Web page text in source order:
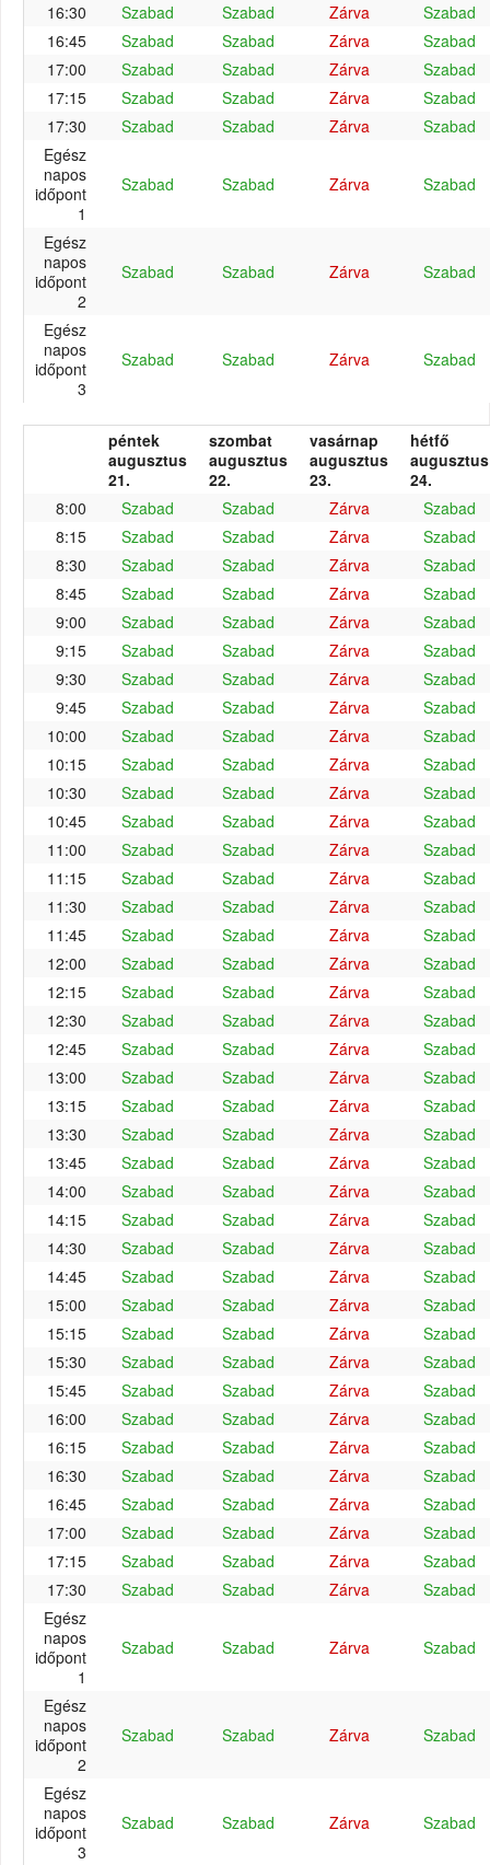
16:30 Szabad Szabad Zárva
Szabad
16:45
Szabad Szabad Zárva
Szabad
17:00
Szabad Szabad Zárva
Szabad
17:15
Szabad Szabad Zárva
Szabad
17:30
Szabad Szabad Zárva
Szabad
Egész
napos
időpont
1
Szabad Szabad Zárva Szabad
Egész
napos
időpont
2
Szabad Szabad Zárva Szabad
Egész
napos
időpont
3
Szabad Szabad Zárva Szabad
péntek
augusztus
21.
szombat
augusztus
22.
vasárnap
augusztus
23.
hétfő
augusztus
24.
8:00
Szabad Szabad Zárva
Szabad
8:15
Szabad Szabad Zárva
Szabad
8:30
Szabad Szabad Zárva
Szabad
8:45
Szabad Szabad Zárva
Szabad
9:00
Szabad Szabad Zárva
Szabad
9:15
Szabad Szabad Zárva
Szabad
9:30
Szabad Szabad Zárva
Szabad
9:45
Szabad Szabad Zárva
Szabad
10:00
Szabad Szabad Zárva
Szabad
10:15
Szabad Szabad Zárva
Szabad
10:30
Szabad Szabad Zárva
Szabad
10:45
Szabad Szabad Zárva
Szabad
11:00
Szabad Szabad Zárva
Szabad
11:15
Szabad Szabad Zárva
Szabad
11:30
Szabad Szabad Zárva
Szabad
11:45
Szabad Szabad Zárva
Szabad
12:00
Szabad Szabad Zárva
Szabad
12:15
Szabad Szabad Zárva
Szabad
12:30
Szabad Szabad Zárva
Szabad
12:45
Szabad Szabad Zárva
Szabad
13:00
Szabad Szabad Zárva
Szabad
13:15
Szabad Szabad Zárva
Szabad
13:30
Szabad Szabad Zárva
Szabad
13:45
Szabad Szabad Zárva
Szabad
14:00
Szabad Szabad Zárva
Szabad
14:15
Szabad Szabad Zárva
Szabad
14:30
Szabad Szabad Zárva
Szabad
14:45
Szabad Szabad Zárva
Szabad
15:00
Szabad Szabad Zárva
Szabad
15:15
Szabad Szabad Zárva
Szabad
15:30
Szabad Szabad Zárva
Szabad
15:45
Szabad Szabad Zárva
Szabad
16:00
Szabad Szabad Zárva
Szabad
16:15
Szabad Szabad Zárva
Szabad
16:30
Szabad Szabad Zárva
Szabad
16:45
Szabad Szabad Zárva
Szabad
17:00
Szabad Szabad Zárva
Szabad
17:15
Szabad Szabad Zárva
Szabad
17:30
Szabad Szabad Zárva
Szabad
Egész
napos
időpont
1
Szabad Szabad Zárva Szabad
Egész
napos
időpont
2
Szabad Szabad Zárva Szabad
Egész
napos
időpont
3
Szabad Szabad Zárva Szabad